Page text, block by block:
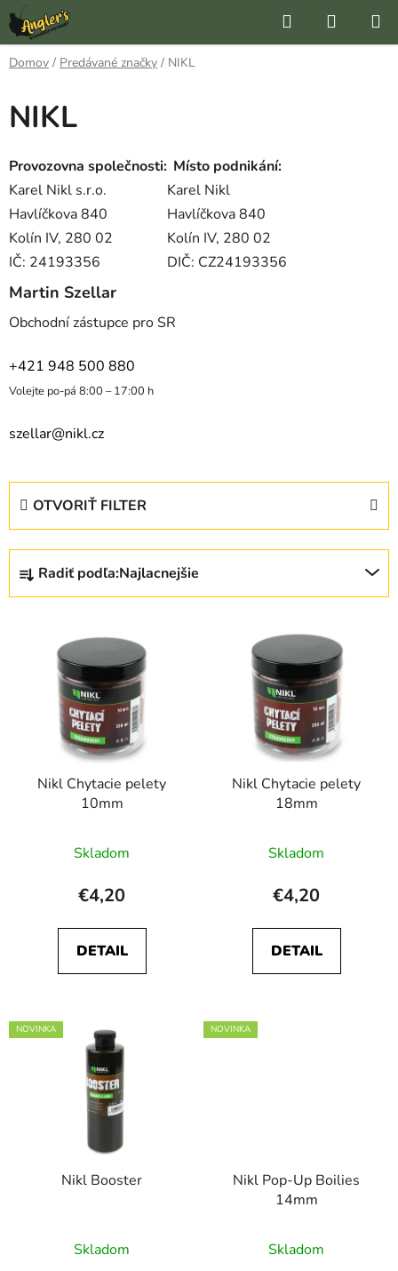
Prejsť
na
obsah
Hľadať
KOŠÍK
Domov / Predávané značky / NIKL
NIKL
Provozovna společnosti: Místo podnikání:
Karel Nikl s.r.o.
Karel Nikl
Havlíčkova 840
Havlíčkova 840
Kolín IV, 280 02
Kolín IV, 280 02
IČ: 24193356
DIČ: CZ24193356
Martin Szellar
Obchodní zástupce pro SR
+421 948 500 880
Volejte po-pá 8:00 – 17:00 h
szellar@nikl.cz
OTVORIŤ FILTER
R
d
Radiť podľa:Najlacnejšie
Nikl Chytacie pelety
10mm
Skladom
€4,20
DETAIL
Nikl Chytacie pelety
18mm
Skladom
€4,20
DETAIL
NOVINKA
Nikl Booster
hodnotenie
Skladom
NOVINKA
Nikl Pop-Up Boilies
14mm
Skladom